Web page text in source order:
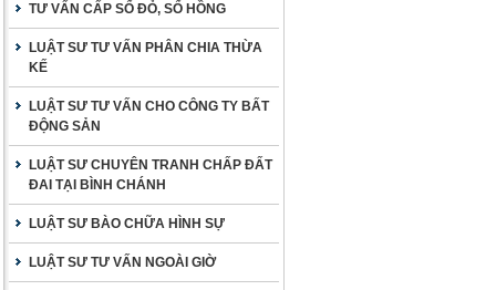
TƯ VẤN CẤP SỔ ĐỎ, SỔ HỒNG
LUẬT SƯ TƯ VẤN PHÂN CHIA THỪA
KẾ
LUẬT SƯ TƯ VẤN CHO CÔNG TY BẤT
ĐỘNG SẢN
LUẬT SƯ CHUYÊN TRANH CHẤP ĐẤT
ĐAI TẠI BÌNH CHÁNH
LUẬT SƯ BÀO CHỮA HÌNH SỰ
LUẬT SƯ TƯ VẤN NGOÀI GIỜ